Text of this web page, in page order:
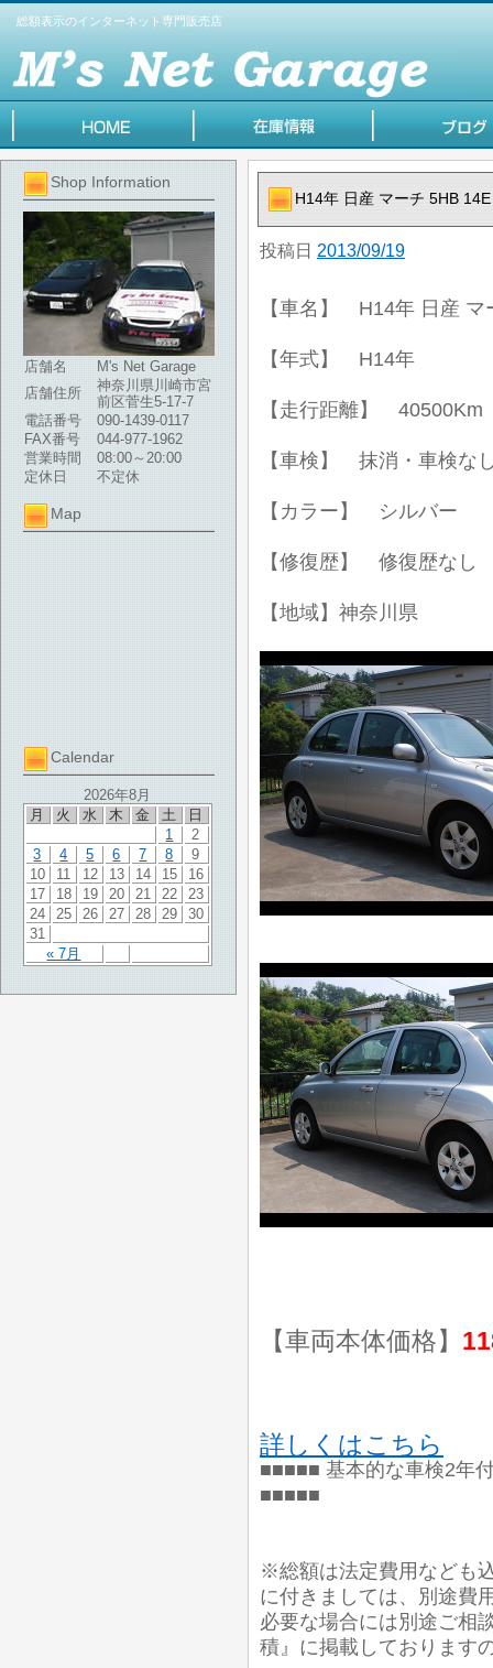
総額表示のインターネット専門販売店
Shop Information
店舗名
M's Net Garage
店舗住所
神奈川県川崎市宮
前区菅生5-17-7
電話番号
090-1439-0117
FAX番号
044-977-1962
営業時間
08:00～20:00
定休日
不定休
Map
Calendar
2026年8月
月
火 水 木 金 土 日
« 7月
1
2
3
4 5 6 7 8
9
10
11 12 13 14 15
16
17
18 19 20 21 22
23
24
25 26 27 28 29
30
31
H14年 日産 マーチ 5HB
投稿日 2013/09/19
【車名】 H14年 日産 マ
【年式】 H14年
【走行距離】 40500Km
【車検】 抹消・車検な
【カラー】 シルバー
【修復歴】 修復歴なし
【地域】神奈川県
【車両本体価格】
詳しくはこちら
■■■■■ 基本的な車検2年
■■■■■
※総額は法定費用なども
に付きましては、別途費
必要な場合には別途ご相
積』に掲載しております